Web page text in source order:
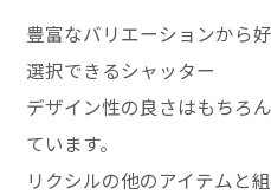
豊富なバリエーションから
選択できるシャッター
デザイン性の良さはもちろ
ています。
リクシルの他のアイテムと